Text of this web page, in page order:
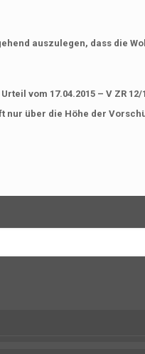
auszulegen, dass die
vom 17.04.2015 – V ZR 12/
nur über die Höhe der